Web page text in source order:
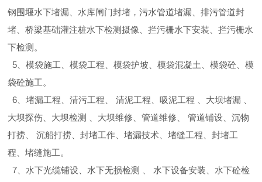
钢围堰水下堵漏、水库闸门封堵，污水管道堵漏、排污管道封
堵、桥梁基础灌注桩水下检测摄像、拦污栅水下安装、拦污栅水
下检测。
5、模袋施工、模袋工程、模袋护坡、模袋混凝土、模袋砼、模
袋砼施工。
6、堵漏工程、清污工程、 清泥工程、吸泥工程 、大坝堵漏 、
大坝探伤、大坝检测 、大坝维修、管道维修、 管道铺设、沉物
打捞、 沉船打捞、封堵工作、堵漏技术、堵缝工程、封堵工
程、堵缝施工。
7、水下光缆铺设、水下无损检测 、 水下设备安装、水下砼检